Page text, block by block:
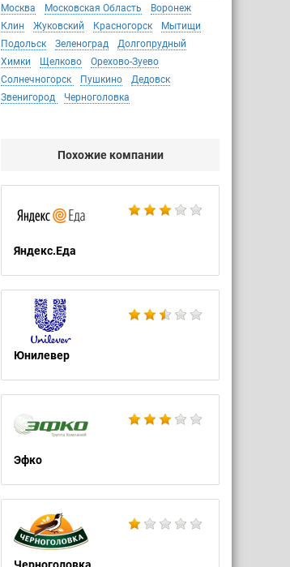
Москва Московская Область
Воронеж
Клин
Жуковский Красногорск
Мытищи
Подольск
Зеленоград
Долгопрудный
Химки
Щелково
Орехово-Зуево
Солнечногорск
Пушкино
Дедовск
Звенигород
Черноголовка
Похожие компании
Яндекс.Еда
Юнилевер
Эфко